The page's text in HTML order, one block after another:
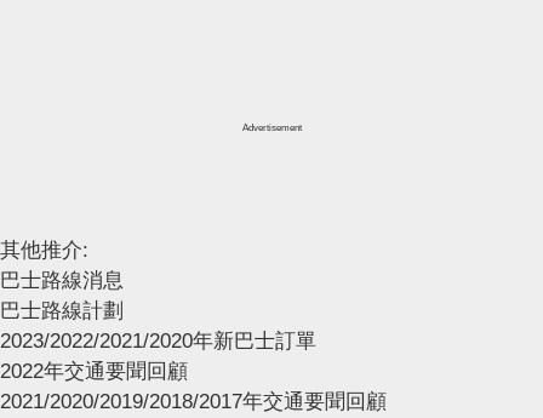
Advertisement
其他推介:
巴士路線消息
巴士路線計劃
2023/2022/2021/2020年新巴士訂單
2022年交通要聞回顧
2021/2020/2019/2018/2017年交通要聞回顧